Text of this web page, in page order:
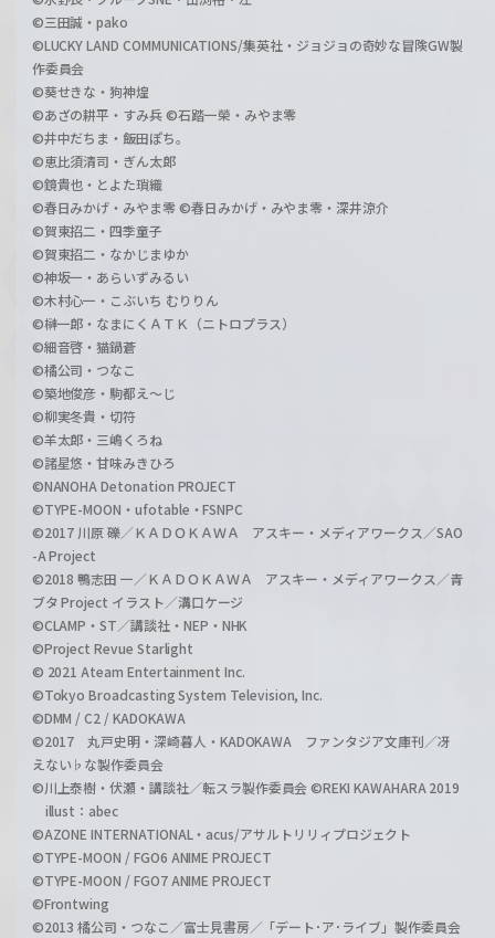
©三田誠・pako
©LUCKY LAND COMMUNICATIONS/集英社・ジョジョの奇妙な冒険GW製
作委員会
©葵せきな・狗神煌
©あざの耕平・すみ兵 ©石踏一榮・みやま零
©井中だちま・飯田ぽち。
©恵比須清司・ぎん太郎
©鏡貴也・とよた瑣織
©春日みかげ・みやま零 ©春日みかげ・みやま零・深井涼介
©賀東招二・四季童子
©賀東招二・なかじまゆか
©神坂一・あらいずみるい
©木村心一・こぶいち むりりん
©榊一郎・なまにくＡＴＫ（ニトロプラス）
©細音啓・猫鍋蒼
©橘公司・つなこ
©築地俊彦・駒都え～じ
©柳実冬貴・切符
©羊太郎・三嶋くろね
©諸星悠・甘味みきひろ
©NANOHA Detonation PROJECT
©TYPE-MOON・ufotable・FSNPC
©2017 川原 礫／ＫＡＤＯＫＡＷＡ アスキー・メディアワークス／SAO
-A Project
©2018 鴨志田 一／ＫＡＤＯＫＡＷＡ アスキー・メディアワークス／青
ブタ Project イラスト／溝口ケージ
©CLAMP・ST／講談社・NEP・NHK
©Project Revue Starlight
© 2021 Ateam Entertainment Inc.
©Tokyo Broadcasting System Television, Inc.
©DMM / C2 / KADOKAWA
©2017 丸戸史明・深崎暮人・KADOKAWA ファンタジア文庫刊／冴
えない♭な製作委員会
©川上泰樹・伏瀬・講談社／転スラ製作委員会 ©REKI KAWAHARA 2019
illust：abec
©AZONE INTERNATIONAL・acus/アサルトリリィプロジェクト
©TYPE-MOON / FGO6 ANIME PROJECT
©TYPE-MOON / FGO7 ANIME PROJECT
©Frontwing
©2013 橘公司・つなこ／富士見書房／「デート･ア･ライブ」製作委員会